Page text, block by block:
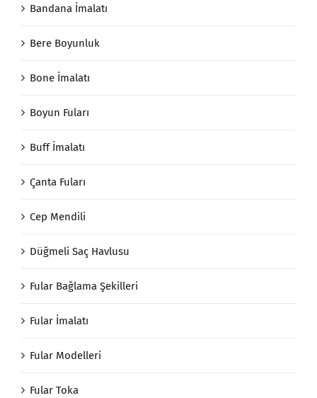
Bandana İmalatı
Bere Boyunluk
Bone İmalatı
Boyun Fuları
Buff İmalatı
Çanta Fuları
Cep Mendili
Düğmeli Saç Havlusu
Fular Bağlama Şekilleri
Fular İmalatı
Fular Modelleri
Fular Toka